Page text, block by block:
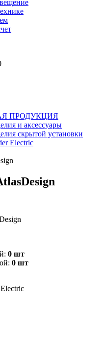
ПРОДУКЦИЯ
и аксессуары
скрытой установки
Electric
0 шт
0 шт